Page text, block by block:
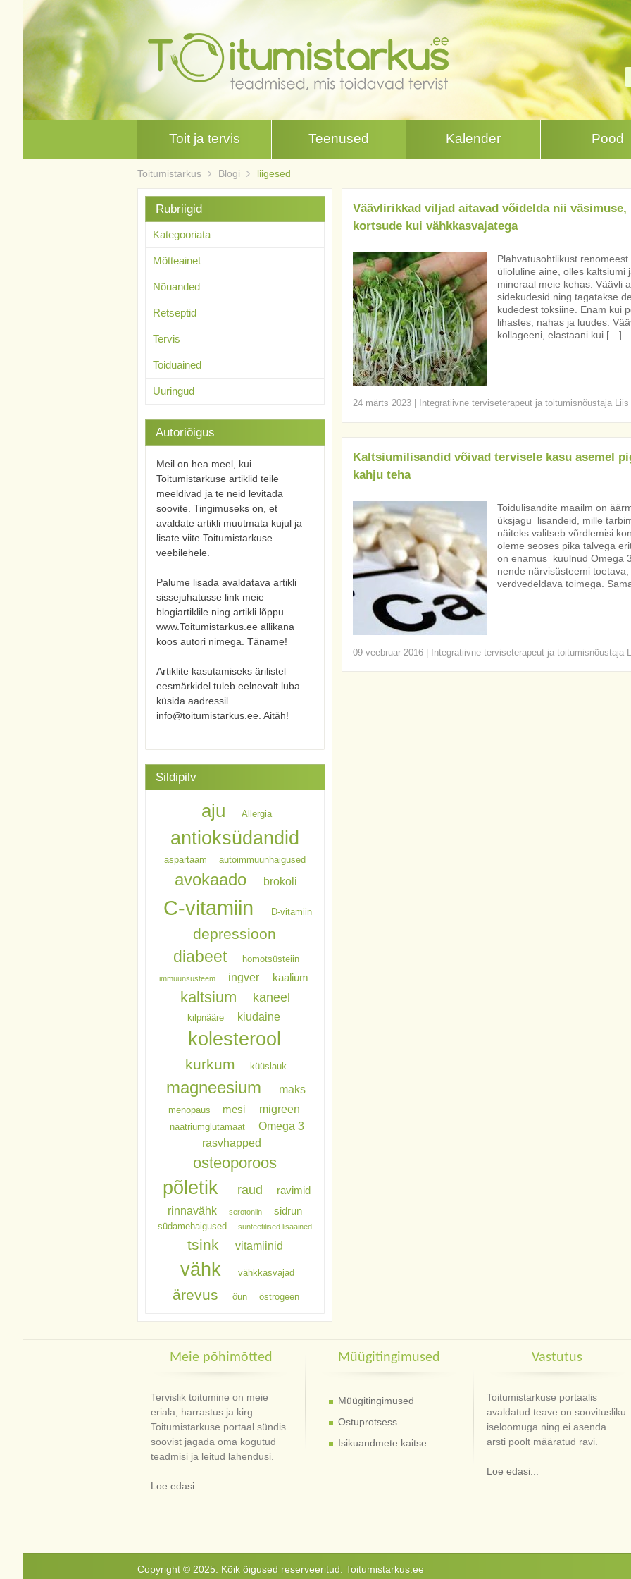
Toit ja tervis Teenused Kalender Pood
Toitumistarkus Blogi liigesed
Väävlirikkad viljad aitavad võidelda nii väsimuse,
kortsude kui vähkkasvajatega
Plahvatusohtlikust
ülioluline aine, olles kaltsiumi
mineraal meie kehas. Väävli
sidekudesid ning tagatakse
kudedest toksiine. Enam kui
lihastes, nahas ja luudes.
kollageeni, elastaani kui […]
24 märts 2023| Integratiivne terviseterapeut ja toitumisnõustaja Liis
Kaltsiumilisandid võivad tervisele kasu asemel
kahju teha
Toidulisandite maailm on
üksjagu lisandeid, mille
näiteks valitseb võrdlemisi
oleme seoses pika talvega
on enamus kuulnud Omega
nende närvisüsteemi
verdvedeldava toimega.
09 veebruar 2016| Integratiivne terviseterapeut ja toitumisnõustaja
Rubriigid
Kategooriata
Mõtteainet
Nõuanded
Retseptid
Tervis
Toiduained
Uuringud
Autoriõigus
Meil on hea meel, kui
Toitumistarkuse artiklid teile
meeldivad ja te neid levitada
soovite. Tingimuseks on, et
avaldate artikli muutmata kujul ja
lisate viite Toitumistarkuse
veebilehele.
Palume lisada avaldatava artikli
sissejuhatusse link meie
blogiartiklile ning artikli lõppu
www.Toitumistarkus.ee allikana
koos autori nimega. Täname!
Artiklite kasutamiseks ärilistel
eesmärkidel tuleb eelnevalt luba
küsida aadressil
info@toitumistarkus.ee. Aitäh!
Sildipilv
aju Allergia
antioksüdandid
aspartaam autoimmuunhaigused
avokaado brokoli
C-vitamiin D-vitamiin
depressioon
diabeet homotsüsteiin
immuunsüsteem ingver kaalium
kaltsium kaneel
kilpnääre kiudaine
kolesterool
kurkum küüslauk
magneesium maks
menopaus mesi migreen
naatriumglutamaat
Omega 3
rasvhapped
osteoporoos
põletik raud ravimid
rinnavähk serotoniin sidrun
südamehaigused sünteetilised lisaained
tsink vitamiinid
vähk vähkkasvajad
ärevus õun östrogeen
Meie põhimõtted
Tervislik toitumine on meie
eriala, harrastus ja kirg.
Toitumistarkuse portaal sündis
soovist jagada oma kogutud
teadmisi ja leitud lahendusi.
Loe edasi...
Müügitingimused
Müügitingimused
Ostuprotsess
Isikuandmete kaitse
Vastutus
Toitumistarkuse portaalis
avaldatud teave on soovitusliku
iseloomuga ning ei asenda
arsti poolt määratud ravi.
Loe edasi...
Copyright © 2025. Kõik õigused reserveeritud. Toitumistarkus.ee